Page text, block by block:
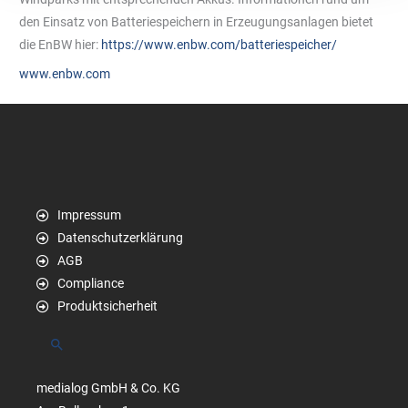
den Einsatz von Batteriespeichern in Erzeugungsanlagen bietet
die EnBW hier: https://www.enbw.com/batteriespeicher/
www.enbw.com
Impressum
Datenschutzerklärung
AGB
Compliance
Produktsicherheit
Suchen
medialog GmbH & Co. KG